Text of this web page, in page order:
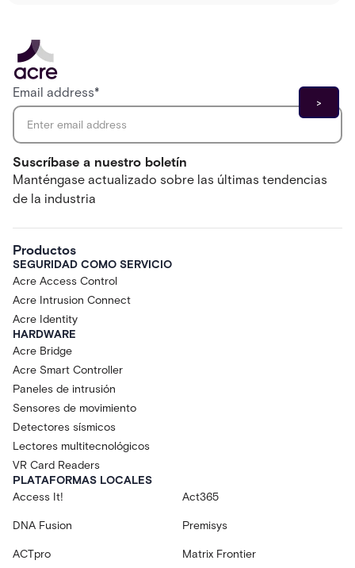
Suscríbase a nuestro boletín
Manténgase actualizado sobre las últimas tendencias
de la industria
Email address*
Productos
SEGURIDAD COMO SERVICIO
Acre Access Control
Acre Intrusion Connect
Acre Identity
HARDWARE
Acre Bridge
Acre Smart Controller
Paneles de intrusión
Sensores de movimiento
Detectores sísmicos
Lectores multitecnológicos
VR Card Readers
PLATAFORMAS LOCALES
Access It!
Act365
DNA Fusion Premisys
ACTpro Matrix Frontier